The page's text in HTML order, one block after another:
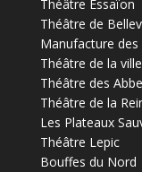
Théâtre Essaïon
Théâtre de
Manufacture des
Théâtre de la ville
Théâtre des
Théâtre de la
Les Plateaux
Théâtre Lepic
Bouffes du Nord